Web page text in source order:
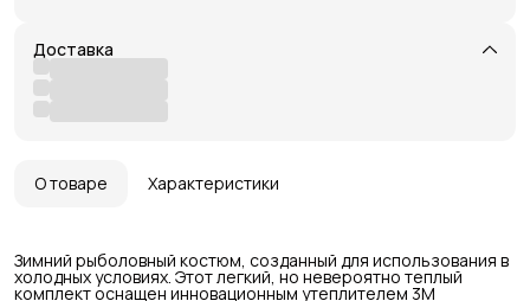
Доставка
О товаре Характеристики
Зимний рыболовный костюм, созданный для использования в
холодных условиях. Этот легкий, но невероятно теплый
комплект оснащен инновационным утеплителем 3M